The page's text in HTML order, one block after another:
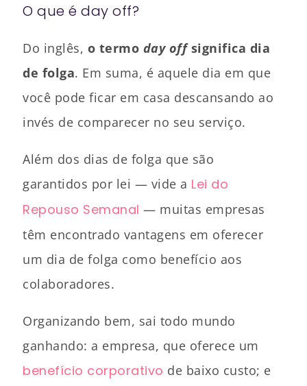
O que é day off?
Do inglês, o termo day offsignifica dia
de folga. Em suma, é aquele dia em que
você pode ficar em casa descansando ao
invés de comparecer no seu serviço.
Além dos dias de folga que são
garantidos por lei — vide a Lei do
Repouso Semanal — muitas empresas
têm encontrado vantagens em oferecer
um dia de folga como benefício aos
colaboradores.
Organizando bem, sai todo mundo
ganhando: a empresa, que oferece um
benefício corporativo de baixo custo; e